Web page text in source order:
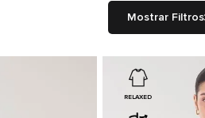
Mostrar Filtros
RELAXED